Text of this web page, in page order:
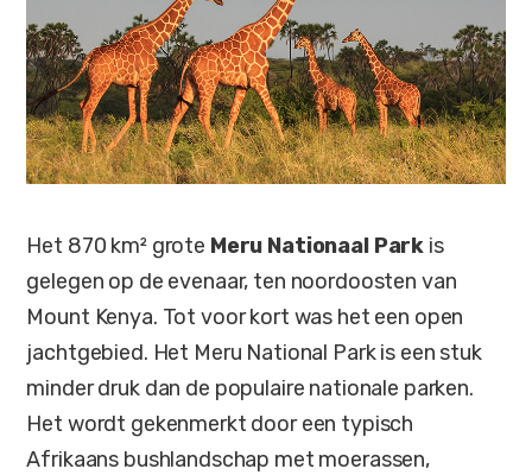
Het 870 km² grote Meru Nationaal Park is
gelegen op de evenaar, ten noordoosten van
Mount Kenya. Tot voor kort was het een open
jachtgebied. Het Meru National Park is een stuk
minder druk dan de populaire nationale parken.
Het wordt gekenmerkt door een typisch
Afrikaans bushlandschap met moerassen,